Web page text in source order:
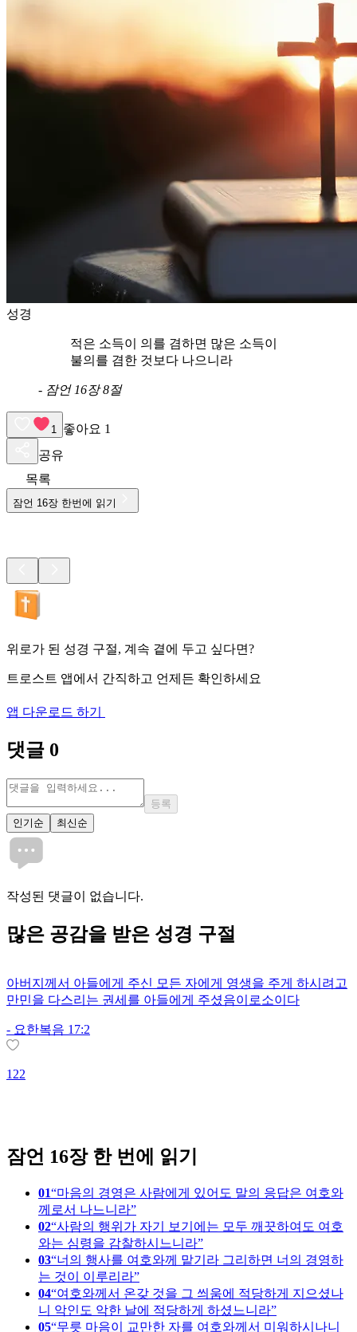
성경
적은 소득이 의를 겸하면 많은 소득이
불의를 겸한 것보다 나으니라
- 잠언 16장 8절
1 좋아요 1
공유
목록
잠언 16장 한번에 읽기
위로가 된 성경 구절, 계속 곁에 두고 싶다면?
트로스트 앱에서 간직하고 언제든 확인하세요
앱 다운로드 하기
댓글 0
등록
인기순
최신순
작성된 댓글이 없습니다.
많은 공감을 받은 성경 구절
아버지께서 아들에게 주신 모든 자에게 영생을 주게 하시려고
만민을 다스리는 권세를 아들에게 주셨음이로소이다
- 요한복음 17:2
122
잠언 16장 한 번에 읽기
01 마음의 경영은 사람에게 있어도 말의 응답은 여호와
께로서 나느니라
02 사람의 행위가 자기 보기에는 모두 깨끗하여도 여호
와는 심령을 감찰하시느니라
03 너의 행사를 여호와께 맡기라 그리하면 너의 경영하
는 것이 이루리라
04 여호와께서 온갖 것을 그 씌움에 적당하게 지으셨나
니 악인도 악한 날에 적당하게 하셨느니라
05 무릇 마음이 교만한 자를 여호와께서 미워하시나니